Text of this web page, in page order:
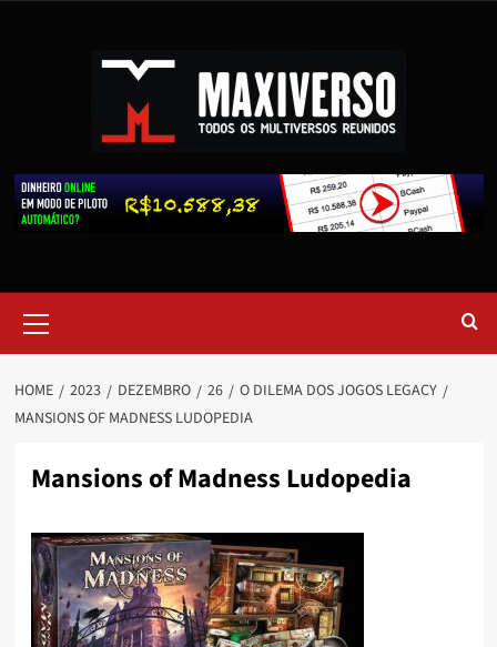
HOME 2023 DEZEMBRO 26
O DILEMA DOS JOGOS LEGACY
MANSIONS OF MADNESS LUDOPEDIA
Mansions of Madness Ludopedia